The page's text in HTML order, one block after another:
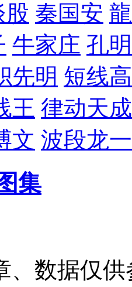
股 秦国安
牛家庄 孔
先明 短线
王 律动天成
文 波段龙一
集
、数据仅